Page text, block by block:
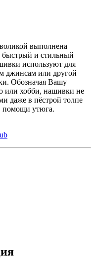
выполнена
и стильный
используют для
джинсам или другой
Обозначая Вашу
или хобби, нашивки не
даже в пёстрой толпе
помощи утюга.